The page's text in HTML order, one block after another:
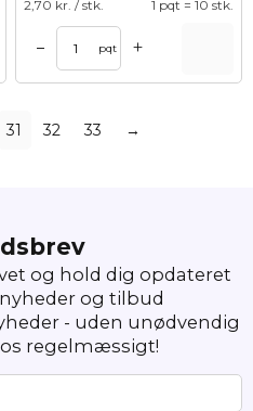
2,70 kr. / stk. 1 pqt = 10 stk.
– pqt +
31 32 33 →
og hold dig opdateret
og tilbud
- uden unødvendig
regelmæssigt!